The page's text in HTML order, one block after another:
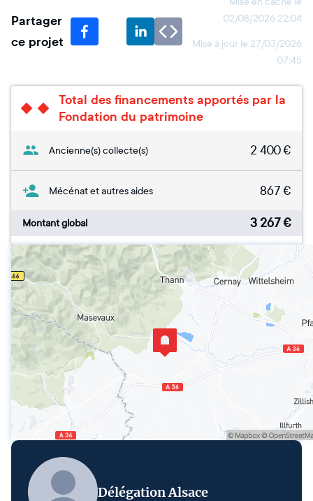
Partager
ce projet
02/08/2026 22:04
Mise à jour le 27/03/2026
07:45
Total des financements apportés par la
Fondation du patrimoine
Ancienne(s) collecte(s) 2 400€
Mécénat et autres aides 867 €
Montant global 3 267€
Délégation Alsace